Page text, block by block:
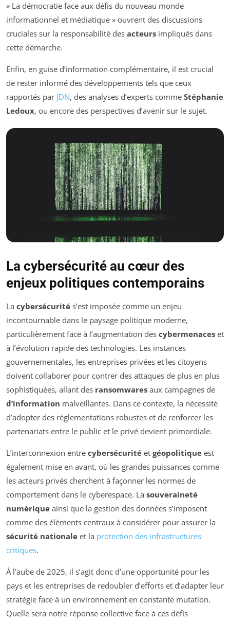
« La démocratie face aux défis du nouveau monde
informationnel et médiatique » ouvrent des discussions
cruciales sur la responsabilité des acteurs impliqués dans
cette démarche.
Enfin, en guise d’information complémentaire, il est crucial
de rester informé des développements tels que ceux
rapportés par JDN, des analyses d’experts comme Stéphanie
Ledoux, ou encore des perspectives d’avenir sur le sujet.
La cybersécurité au cœur des
enjeux politiques contemporains
La cybersécurité s’est imposée comme un enjeu
incontournable dans le paysage politique moderne,
particulièrement face à l’augmentation des cybermenaces et
à l’évolution rapide des technologies. Les instances
gouvernementales, les entreprises privées et les citoyens
doivent collaborer pour contrer des attaques de plus en plus
sophistiquées, allant des ransomwares aux campagnes de
d’information malveillantes. Dans ce contexte, la nécessité
d’adopter des réglementations robustes et de renforcer les
partenariats entre le public et le privé devient primordiale.
L’interconnexion entre cybersécurité et géopolitique est
également mise en avant, où les grandes puissances comme
les acteurs privés cherchent à façonner les normes de
comportement dans le cyberespace. La souveraineté
numérique ainsi que la gestion des données s’imposent
comme des éléments centraux à considérer pour assurer la
sécurité nationale et la protection des infrastructures
critiques.
À l’aube de 2025, il s’agit donc d’une opportunité pour les
pays et les entreprises de redoubler d’efforts et d’adapter leur
stratégie face à un environnement en constante mutation.
Quelle sera notre réponse collective face à ces défis